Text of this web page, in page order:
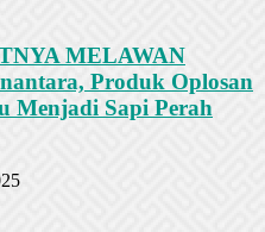
MELAWAN
Produk Oplosan
Menjadi Sapi Perah